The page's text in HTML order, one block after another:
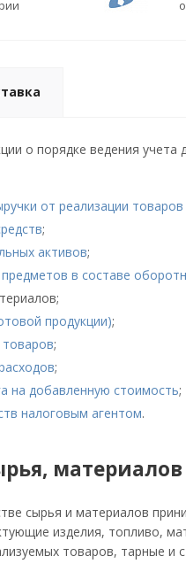
о порядке ведения
от реализации товаров
;
активов;
в составе
продукции);
;
;
на добавленную стоимость;
налоговым агентом.
материалов
сырья и материалов
изделия, топливо,
товаров, тарные